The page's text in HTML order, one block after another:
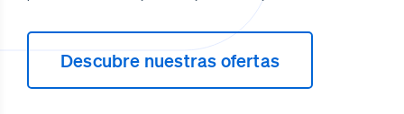
Descubre nuestras ofertas